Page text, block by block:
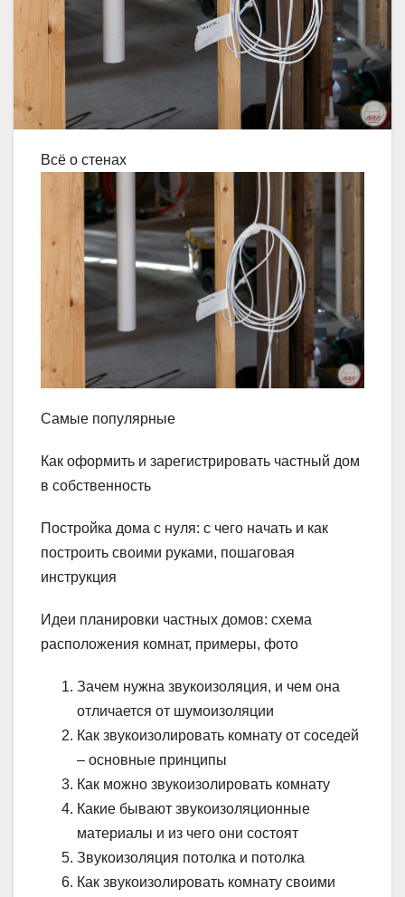
Всё о стенах
Самые популярные
Как оформить и зарегистрировать частный дом
в собственность
Постройка дома с нуля: с чего начать и как
построить своими руками, пошаговая
инструкция
Идеи планировки частных домов: схема
расположения комнат, примеры, фото
Зачем нужна звукоизоляция, и чем она
отличается от шумоизоляции
Как звукоизолировать комнату от соседей
– основные принципы
Как можно звукоизолировать комнату
Какие бывают звукоизоляционные
материалы и из чего они состоят
Звукоизоляция потолка и потолка
Как звукоизолировать комнату своими